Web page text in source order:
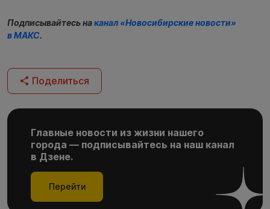
Подписывайтесь наканал «Новосибирские новости»
в МАКС.
Поделиться
Главные новости из жизни нашего
города — подписывайтесь на наш канал
в Дзене.
Перейти